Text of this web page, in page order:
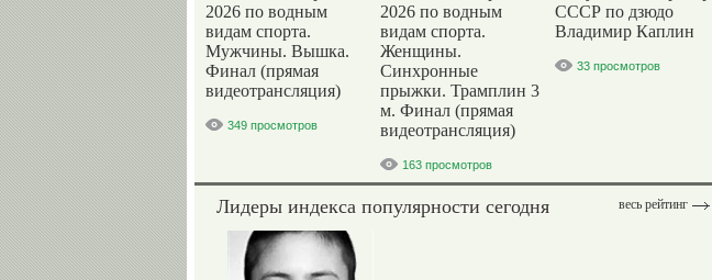
2026 по водным
видам спорта.
Мужчины. Вышка.
Финал (прямая
видеотрансляция)
349 просмотров
2026 по водным
видам спорта.
Женщины.
Синхронные
прыжки. Трамплин 3
м. Финал (прямая
видеотрансляция)
163 просмотров
СССР по дзюдо
Владимир Каплин
33 просмотров
весь рейтинг
Лидеры индекса популярности сегодня